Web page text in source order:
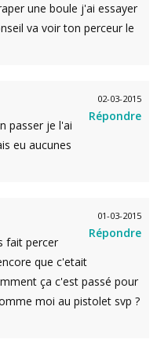
une boule j'ai essayer
va voir ton perceur le
02-03-2015
Répondre
passer je l'ai
eu aucunes
01-03-2015
Répondre
fait percer
que c'etait
ça c'est passé pour
moi au pistolet svp ?